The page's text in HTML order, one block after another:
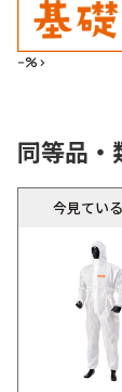
--%>
同等品・
今見てい